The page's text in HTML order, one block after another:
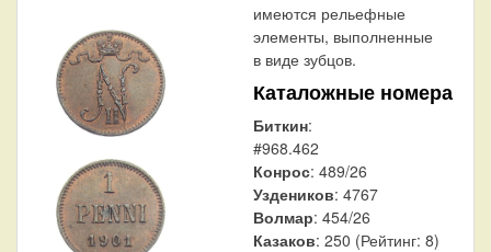
имеются рельефные
элементы, выполненные
в виде зубцов.
Каталожные номера
Биткин:
#968.462
Конрос: 489/26
Уздеников: 4767
Волмар: 454/26
Казаков: 250 (Рейтинг: 8)